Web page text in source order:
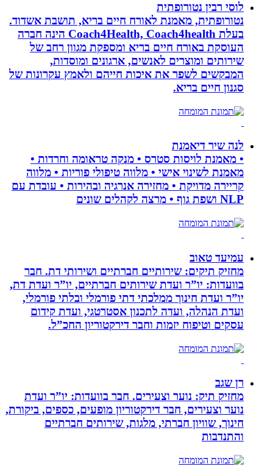
לוסי רבין נטורופתית
נטורופתית, מאמנת לאורח חיים בריא, תושבת אשדוד.
בעלת Coach4Health, Coach4health הינה חברה
העוסקת באורח חיים בריא ומספקת מגוון רחב של
שירותים ומוצרים לאנשים, ארגונים ומוסדות,
המבקשים לשפר את איכות חייהם ולאמץ עקרונות של
סגנון חיים בריא.
לנה שיר דיאמנת
• מאמנת לויסות סטרס • מנקה טראומה וחרדות •
מאמנת לשינוי אישי • מלווה טיפולי פוריות • מלווה
קריירה מדויקת • מחזירה אנרגיה ובהירות • עובדת עם
עמיעד טאוב
מחזיק תיקים: שירותיים חברתיים ושירותי דת. חבר
בוועדות: יו”ר ועדת שירותים חברתיים, יו”ר ועדת דת,
יו”ר ועדת חינוך ממלכתי דתי פורמלי ובלתי פורמלי,
ועדת הנהלה, ועדה לתכנון אסטרטגי, ועדת קידום
עסקים וטיפוח יזמות וחבר דירקטוריון החכ”ל.
רן שגב
מחזיק תיק: נוער וצעירים. חבר בוועדות: יו”ר ועדת
נוער וצעירים, חבר דירקטוריון מופעים, כספים, ביקורת,
חינוך, שוויון חברתי, מלגות, שירותים חברתיים
והתנדבות